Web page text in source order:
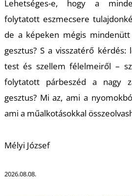
Lehetséges-e, hogy a
folytatott eszmecsere
de a képeken mégis
gesztus? S a visszatérő
test és szellem félelmeiről –
folytatott párbeszéd a nagy
gesztus? Mi az, ami a
ami a műalkotásokkal
Mélyi József
2026.08.08.